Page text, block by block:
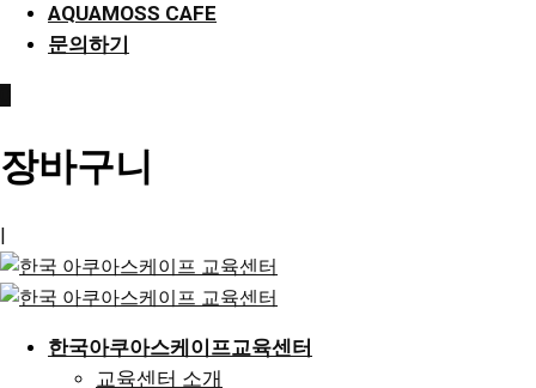
AQUAMOSS CAFE
문의하기
장바구니
|
한국아쿠아스케이프교육센터
교육센터 소개